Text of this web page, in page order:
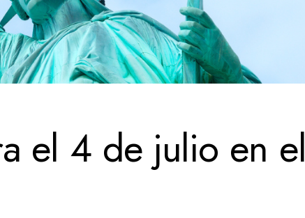
el 4 de julio en el